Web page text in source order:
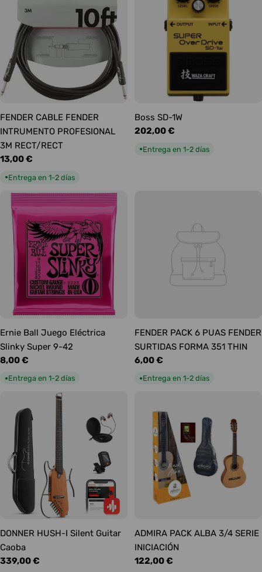
FENDER CABLE FENDER
INTRUMENTO PROFESIONAL
3M RECT/RECT
Precio
13,00 €
●Entrega en 1-2 días
Boss SD-1W
Precio
202,00 €
●Entrega en 1-2 días
Ernie Ball Juego Eléctrica
Slinky Super 9-42
Precio
habitual
8,00 €
●Entrega en 1-2 días
FENDER PACK 6 PUAS FENDER
SURTIDAS FORMA 351 THIN
Precio
habitual
6,00 €
●Entrega en 1-2 días
DONNER HUSH-I Silent Guitar
Caoba
Precio
339,00 €
ADMIRA PACK ALBA 3/4 SERIE
INICIACIÓN
Precio
122,00 €